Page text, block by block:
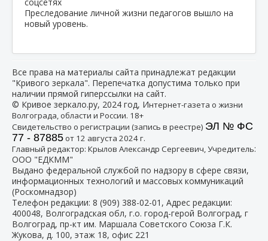
Преследование личной жизни педагогов вышло на
новый уровень.
Все права на материалы сайта принадлежат редакции
"Кривого зеркала". Перепечатка допустима только при
наличии прямой гиперссылки на сайт.
© Кривое зеркало.ру, 2024 год, Интернет-газета о жизни
Волгограда, области и России. 18+
Свидетельство о регистрации (запись в реестре) ЭЛ № ФС
77 - 87885от 12 августа 2024 г.
Главный редактор: Крылов Александр Сергеевич, Учредитель:
ООО "ЕДКММ"
Выдано федеральной службой по надзору в сфере связи,
информационных технологий и массовых коммуникаций
(Роскомнадзор)
Телефон редакции: 8 (909) 388-02-01 , Адрес редакции:
400048, Волгоградская обл, г.о. город-герой Волгоград, г
Волгоград, пр-кт им. Маршала Советского Союза Г.К.
Жукова, д. 100, этаж 18, офис 221